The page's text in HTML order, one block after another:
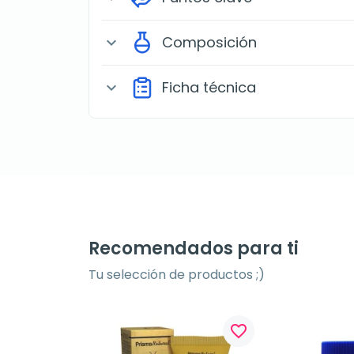
expand_more Composición
expand_more Ficha técnica
Recomendados para ti
Tu selección de productos ;)
favorite_border